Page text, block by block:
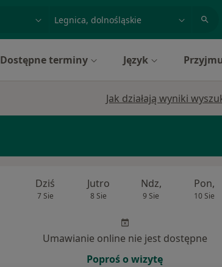
miasto lub dzielnica
Dostępne terminy Język
Jak działają wyniki
Dziś
7 Sie
Jutro
8 Sie
Ndz,
9 Sie
Pon,
10 Sie
Umawianie online nie jest dostępne
Poproś o wizytę